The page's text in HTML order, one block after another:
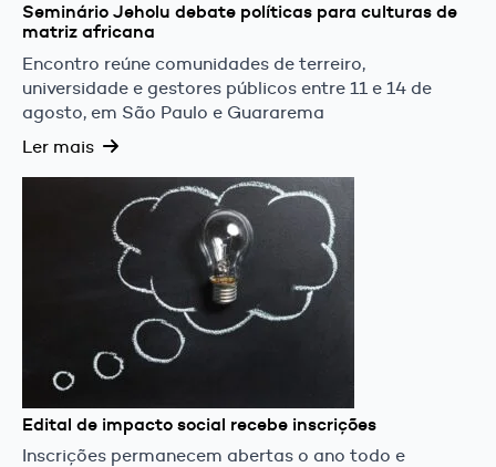
Seminário Jeholu debate políticas para culturas de
matriz africana
Encontro reúne comunidades de terreiro,
universidade e gestores públicos entre 11 e 14 de
agosto, em São Paulo e Guararema
Ler mais
Edital de impacto social recebe inscrições
Inscrições permanecem abertas o ano todo e